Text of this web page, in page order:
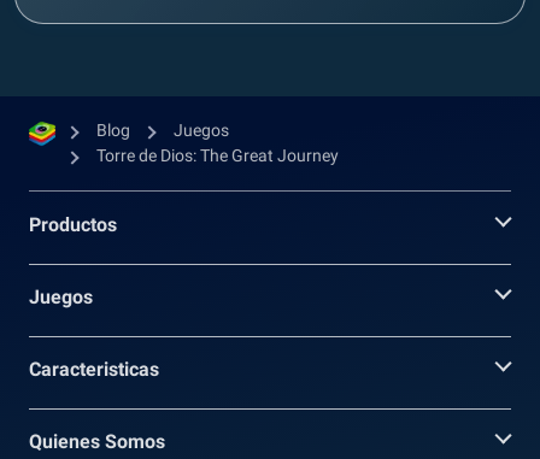
Blog
Juegos
Torre de Dios: The Great Journey
Productos
Juegos
Caracteristicas
Quienes Somos